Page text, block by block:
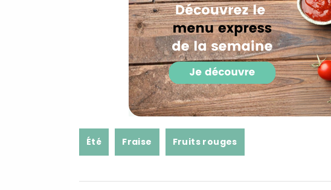
Été Fraise Fruits rouges